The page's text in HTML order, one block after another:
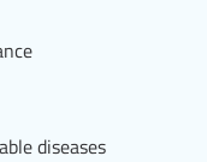
diseases